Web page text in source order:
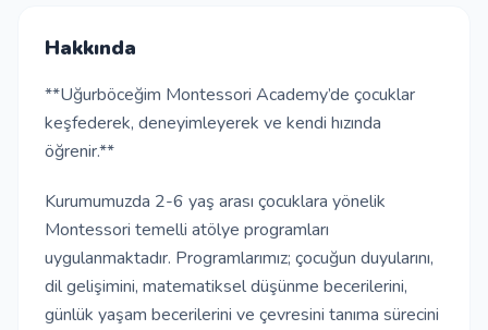
Hakkında
**Uğurböceğim Montessori Academy’de çocuklar
keşfederek, deneyimleyerek ve kendi hızında
öğrenir.**
Kurumumuzda 2-6 yaş arası çocuklara yönelik
Montessori temelli atölye programları
uygulanmaktadır. Programlarımız; çocuğun duyularını,
dil gelişimini, matematiksel düşünme becerilerini,
günlük yaşam becerilerini ve çevresini tanıma sürecini